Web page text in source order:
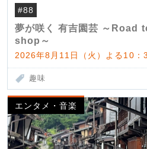
#88
夢が咲く 有吉園芸 ～Road
shop～
2026年8月11日（火）よる10：
趣味
エンタメ・音楽